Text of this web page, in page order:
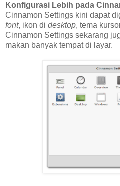
Konfigurasi Lebih pada
Cinnamon Settings kini dapat
font, ikon di desktop, tema
Cinnamon Settings sekarang
makan banyak tempat di layar.